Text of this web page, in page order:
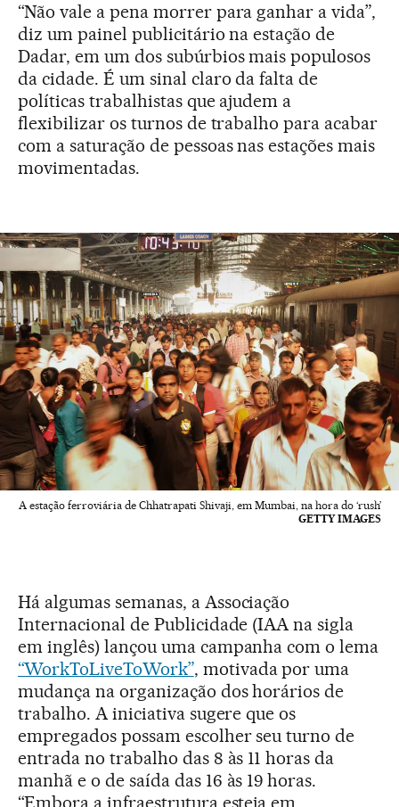
“Não vale a pena morrer para ganhar a vida”,
diz um painel publicitário na estação de
Dadar, em um dos subúrbios mais populosos
da cidade. É um sinal claro da falta de
políticas trabalhistas que ajudem a
flexibilizar os turnos de trabalho para acabar
com a saturação de pessoas nas estações mais
movimentadas.
A estação ferroviária de Chhatrapati Shivaji, em Mumbai, na hora do ‘rush’
GETTY IMAGES
Há algumas semanas, a Associação
Internacional de Publicidade (IAA na sigla
em inglês) lançou uma campanha com o lema
“WorkToLiveToWork”, motivada por uma
mudança na organização dos horários de
trabalho. A iniciativa sugere que os
empregados possam escolher seu turno de
entrada no trabalho das 8 às 11 horas da
manhã e o de saída das 16 às 19 horas.
“Embora a infraestrutura esteja em